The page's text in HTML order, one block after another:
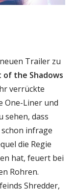
Trailer zu
the Shadows
verrückte
One-Liner und
sehen, dass
infrage
die Regie
hat, feuert bei
Rohren.
Shredder,